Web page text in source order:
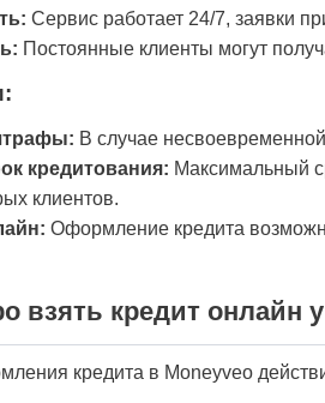
Сервис работает 24/7, заявки
Постоянные клиенты могут
В случае
кредитования: Максимальный
клиентов.
Оформление кредита
взять кредит онлайн
кредита в Moneyveo